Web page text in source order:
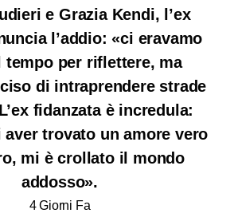
e Grazia Kendi, l’ex
l’addio: «ci eravamo
tempo per riflettere, ma
di intraprendere strade
fidanzata è incredula:
aver trovato un amore vero
mi è crollato il mondo
addosso».
4 Giorni Fa